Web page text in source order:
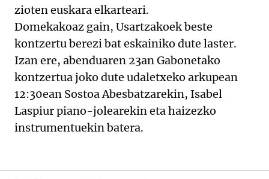
zioten euskara elkarteari.
Domekakoaz gain, Usartzakoek beste
kontzertu berezi bat eskainiko dute laster.
Izan ere, abenduaren 23an Gabonetako
kontzertua joko dute udaletxeko arkupean
12:30ean Sostoa Abesbatzarekin, Isabel
Laspiur piano-jolearekin eta haizezko
instrumentuekin batera.